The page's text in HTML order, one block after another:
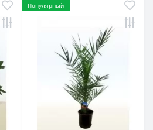
Популярный